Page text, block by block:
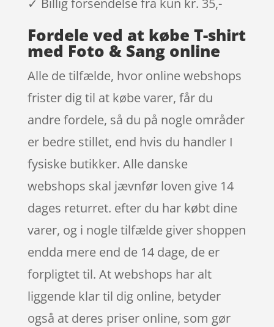
Fordele ved at købe T-shirt
med Foto & Sang online
Alle de tilfælde, hvor online webshops
frister dig til at købe varer, får du
andre fordele, så du på nogle områder
er bedre stillet, end hvis du handler I
fysiske butikker. Alle danske
webshops skal jævnfør loven give 14
dages returret. efter du har købt dine
varer, og i nogle tilfælde giver shoppen
endda mere end de 14 dage, de er
forpligtet til. At webshops har alt
liggende klar til dig online, betyder
også at deres priser online, som gør